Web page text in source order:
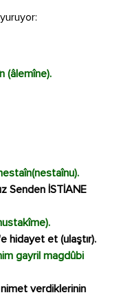
(âlemîne).
Senden İSTİANE
hidayet et (ulaştır).
gayril magdûbi
nimet verdiklerinin